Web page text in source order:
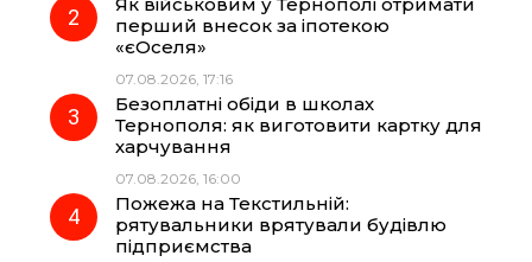
o
k
r
a
m
A
перший внесок за іпотекою
«єОселя»
07.08.2026, 17:16
Безоплатні обіди в школах
Тернополя: як виготовити картку для
харчування
07.08.2026, 16:00
Пожежа на Текстильній:
рятувальники врятували будівлю
підприємства